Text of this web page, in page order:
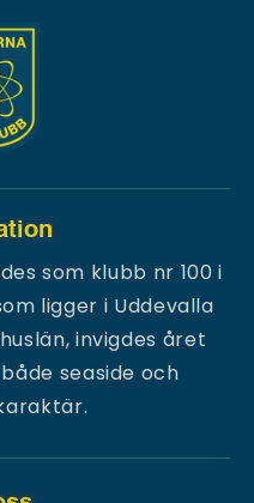
som klubb nr 100 i
ligger i Uddevalla
invigdes året
seaside och